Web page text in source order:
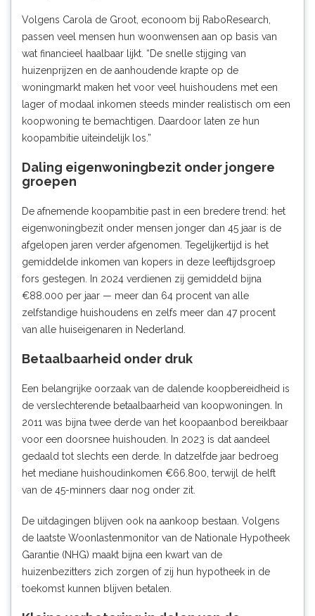
Volgens Carola de Groot, econoom bij RaboResearch,
passen veel mensen hun woonwensen aan op basis van
wat financieel haalbaar lijkt. “De snelle stijging van
huizenprijzen en de aanhoudende krapte op de
woningmarkt maken het voor veel huishoudens met een
lager of modaal inkomen steeds minder realistisch om een
koopwoning te bemachtigen. Daardoor laten ze hun
koopambitie uiteindelijk los.”
Daling eigenwoningbezit onder jongere
groepen
De afnemende koopambitie past in een bredere trend: het
eigenwoningbezit onder mensen jonger dan 45 jaar is de
afgelopen jaren verder afgenomen. Tegelijkertijd is het
gemiddelde inkomen van kopers in deze leeftijdsgroep
fors gestegen. In 2024 verdienen zij gemiddeld bijna
€88.000 per jaar — meer dan 64 procent van alle
zelfstandige huishoudens en zelfs meer dan 47 procent
van alle huiseigenaren in Nederland.
Betaalbaarheid onder druk
Een belangrijke oorzaak van de dalende koopbereidheid is
de verslechterende betaalbaarheid van koopwoningen. In
2011 was bijna twee derde van het koopaanbod bereikbaar
voor een doorsnee huishouden. In 2023 is dat aandeel
gedaald tot slechts een derde. In datzelfde jaar bedroeg
het mediane huishoudinkomen €66.800, terwijl de helft
van de 45-minners daar nog onder zit.
De uitdagingen blijven ook na aankoop bestaan. Volgens
de laatste Woonlastenmonitor van de Nationale Hypotheek
Garantie (NHG) maakt bijna een kwart van de
huizenbezitters zich zorgen of zij hun hypotheek in de
toekomst kunnen blijven betalen.